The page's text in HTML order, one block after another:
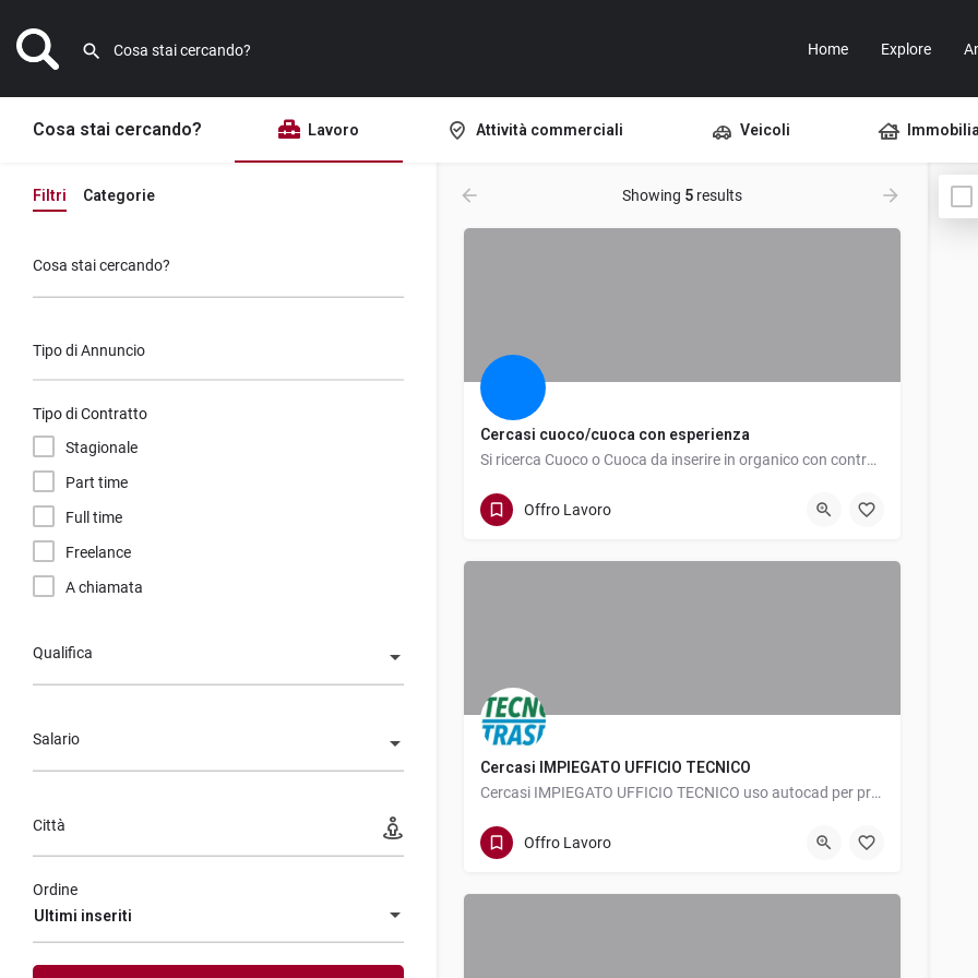
Home Explore
Cosa stai cercando? Lavoro Attività commerciali Veicoli
Filtri Categorie
Cosa stai cercando?
Tipo di Annuncio
Tipo di Contratto
Stagionale
Part time
Full time
Freelance
A chiamata
Qualifica
Salario
Città
Ultimi inseriti
Ordine
Showing 5 results
Cercasi cuoco/cuoca con esperienza
Si ricerca Cuoco o Cuoca da inserire in organico con contratto a tempo pieno, inquadramento al 4° livello…
Via Giuseppe Romegialli
Offro Lavoro
Cercasi IMPIEGATO UFFICIO TECNICO
Cercasi IMPIEGATO UFFICIO TECNICO uso autocad per progettazione carichi e gestione acquisti anche…
Via San Giovanni Bosco 519
info@tecnotrasporti.eu
Offro Lavoro